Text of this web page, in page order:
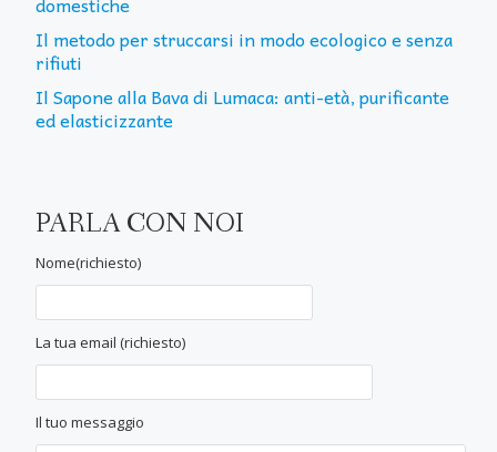
Il metodo per struccarsi in modo ecologico e senza
rifiuti
Il Sapone alla Bava di Lumaca: anti-età, purificante
ed elasticizzante
PARLA CON NOI
Nome(richiesto)
La tua email (richiesto)
Il tuo messaggio